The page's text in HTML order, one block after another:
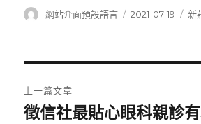
作
網站介面預設語言
發
2021-07-19
分
新
章
上一篇文章
上
徵信社最貼心眼科親診